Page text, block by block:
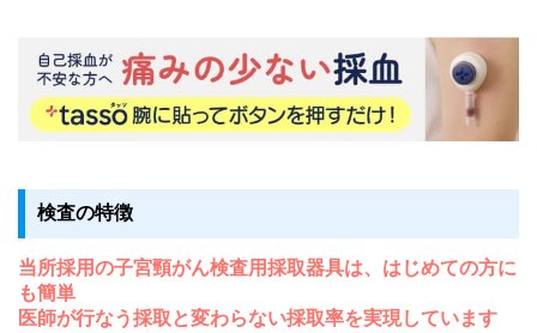
検査の特徴
当所採用の子宮頸がん検査用採取器具は、はじめての方に
も簡単
医師が行なう採取と変わらない採取率を実現しています